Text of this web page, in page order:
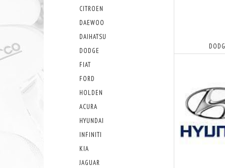
CITROEN
DAEWOO
DAIHATSU
DODGE
FIAT
FORD
HOLDEN
ACURA
HYUNDAI
INFINITI
KIA
JAGUAR